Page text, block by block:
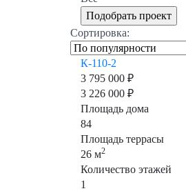
Сортировка:
К-110-2
3 795 000 ₽
3 226 000 ₽
Площадь дома
84
Площадь террасы
26 м2
Количество этажей
1